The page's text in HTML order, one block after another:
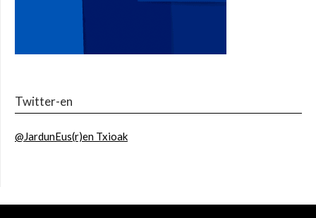
Twitter-en
@JardunEus(r)en Txioak